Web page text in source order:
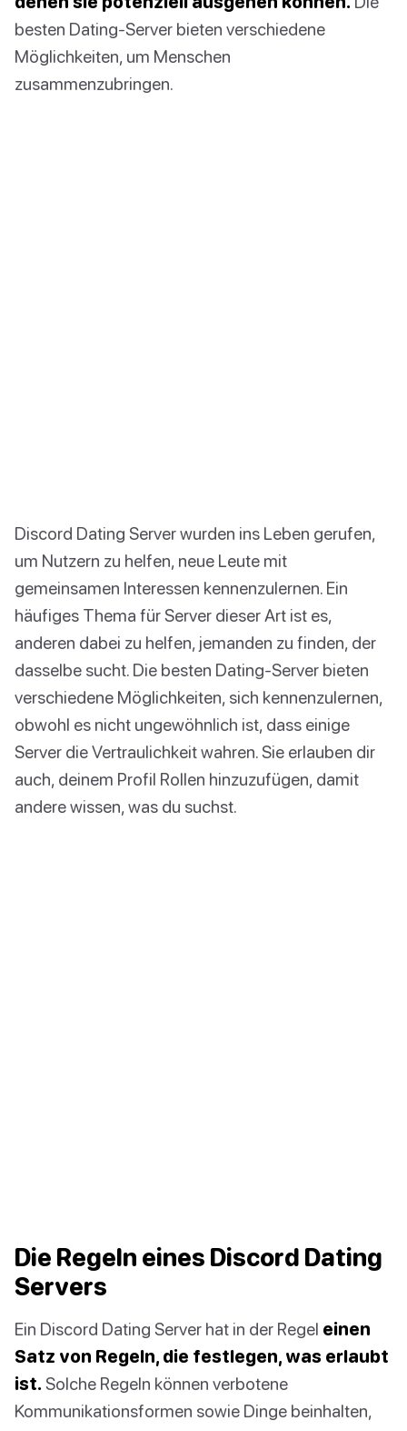
besten Dating-Server bieten verschiedene
Möglichkeiten, um Menschen
zusammenzubringen.
Discord Dating Server wurden ins Leben gerufen,
um Nutzern zu helfen, neue Leute mit
gemeinsamen Interessen kennenzulernen. Ein
häufiges Thema für Server dieser Art ist es,
anderen dabei zu helfen, jemanden zu finden, der
dasselbe sucht. Die besten Dating-Server bieten
verschiedene Möglichkeiten, sich kennenzulernen,
obwohl es nicht ungewöhnlich ist, dass einige
Server die Vertraulichkeit wahren. Sie erlauben dir
auch, deinem Profil Rollen hinzuzufügen, damit
andere wissen, was du suchst.
Die Regeln eines Discord Dating
Servers
Ein Discord Dating Server hat in der Regel einen
Satz von Regeln, die festlegen, was erlaubt
ist. Solche Regeln können verbotene
Kommunikationsformen sowie Dinge beinhalten,